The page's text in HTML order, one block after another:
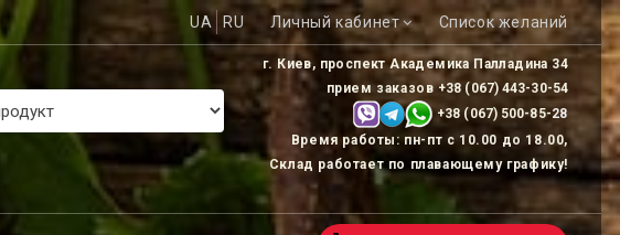
UA RU Личный кабинет Список желаний
г. Киев, проспект Академика Палладина 34
прием заказов+38 (067) 443-30-54
+38 (067) 500-85-28
Время работы: пн-пт с 10.00 до 18.00,
Склад работает по плавающему графику!